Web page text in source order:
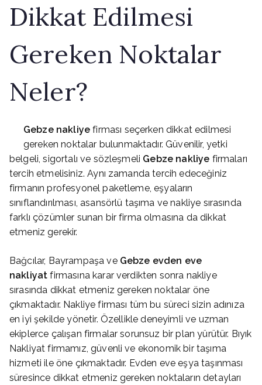
Dikkat Edilmesi
Gereken Noktalar
Neler?
Gebze nakliyefirması seçerken dikkat edilmesi
gereken noktalar bulunmaktadır. Güvenilir, yetki
belgeli, sigortalı ve sözleşmeli Gebze nakliye firmaları
tercih etmelisiniz. Aynı zamanda tercih edeceğiniz
firmanın profesyonel paketleme, eşyaların
sınıflandırılması, asansörlü taşıma ve nakliye sırasında
farklı çözümler sunan bir firma olmasına da dikkat
etmeniz gerekir.
Bağcılar, Bayrampaşa ve Gebze evden eve
nakliyatfirmasına karar verdikten sonra nakliye
sırasında dikkat etmeniz gereken noktalar öne
çıkmaktadır. Nakliye firması tüm bu süreci sizin adınıza
en iyi şekilde yönetir. Özellikle deneyimli ve uzman
ekiplerce çalışan firmalar sorunsuz bir plan yürütür. Bıyık
Nakliyat firmamız, güvenli ve ekonomik bir taşıma
hizmeti ile öne çıkmaktadır. Evden eve eşya taşınması
süresince dikkat etmeniz gereken noktaların detayları